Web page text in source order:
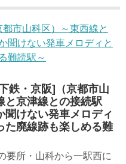
鉄・京阪]（京都市山
と京津線との接続駅
聞けない発車メロディ
た廃線跡も楽しめる難
要所・山科から一駅西に